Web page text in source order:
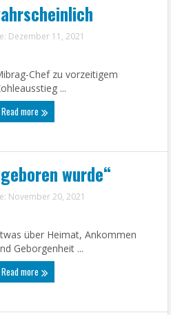
Dezember 11, 2021
Chef zu vorzeitigem
...
Read more
wurde“
November 20, 2021
über Heimat, Ankommen
Geborgenheit ...
Read more